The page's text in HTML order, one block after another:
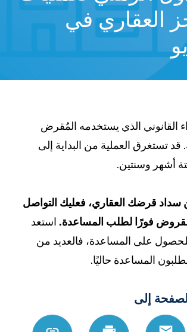
العقاري في
القانوني الذي يستخدمه المُقرض
تستغرق العملية من البداية إلى
أشهر وسنتين.
سداد قرضك العقاري، فعليك التواصل
فورًا لطلب المساعدة.استعد
للحصول على المساعدة، فالعديد من
المساعدة حاليًا.
إلى
Email
Print
Link